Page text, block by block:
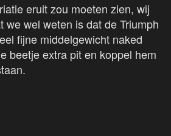
eruit zou moeten zien, wij
we wel weten is dat de Triumph
fijne middelgewicht naked
beetje extra pit en koppel hem